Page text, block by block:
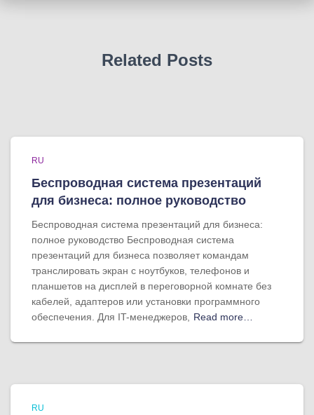
Related Posts
RU
Беспроводная система презентаций
для бизнеса: полное руководство
Беспроводная система презентаций для бизнеса:
полное руководство Беспроводная система
презентаций для бизнеса позволяет командам
транслировать экран с ноутбуков, телефонов и
планшетов на дисплей в переговорной комнате без
кабелей, адаптеров или установки программного
обеспечения. Для IT-менеджеров,
Read more…
RU